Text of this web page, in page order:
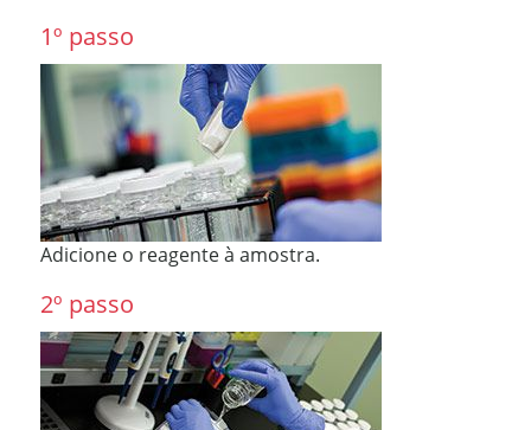
1º passo
Adicione o reagente à amostra.
2º passo